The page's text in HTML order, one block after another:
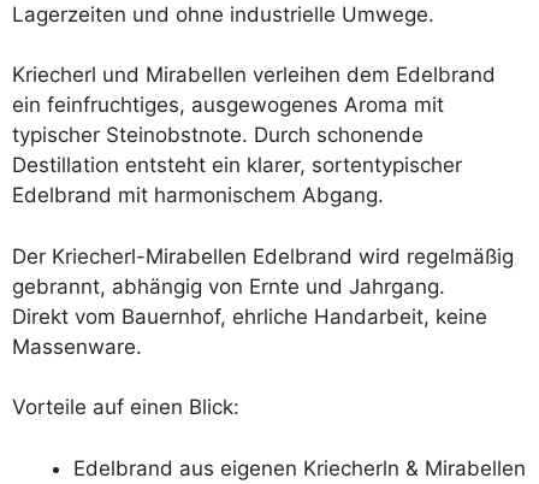
Lagerzeiten und ohne industrielle Umwege.
Kriecherl und Mirabellen verleihen dem Edelbrand
ein feinfruchtiges, ausgewogenes Aroma mit
typischer Steinobstnote. Durch schonende
Destillation entsteht ein klarer, sortentypischer
Edelbrand mit harmonischem Abgang.
Der Kriecherl-Mirabellen Edelbrand wird regelmäßig
gebrannt, abhängig von Ernte und Jahrgang.
Direkt vom Bauernhof, ehrliche Handarbeit, keine
Massenware.
Vorteile auf einen Blick:
Edelbrand aus eigenen Kriecherln & Mirabellen